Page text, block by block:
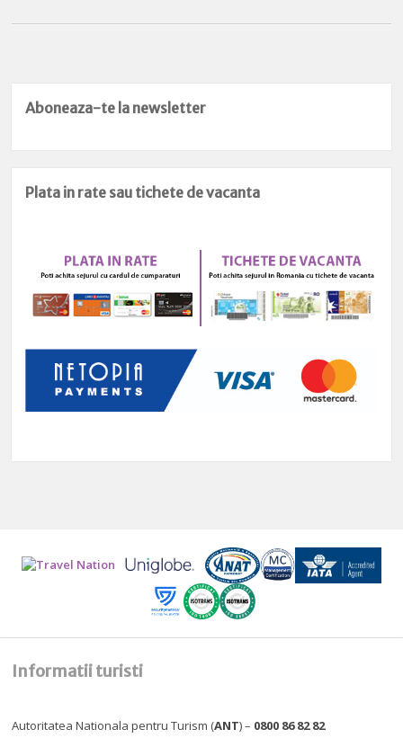
Aboneaza-te la newsletter
Plata in rate sau tichete de vacanta
Informatii turisti
Autoritatea Nationala pentru Turism (ANT) – 0800 86 82 82